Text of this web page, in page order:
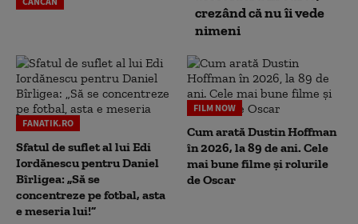
crezând că nu îi vede
nimeni
FANATIK.RO
Sfatul de suflet al lui Edi
Iordănescu pentru Daniel
Bîrligea: „Să se
concentreze pe fotbal, asta
e meseria lui!”
FILM NOW
Cum arată Dustin Hoffman
în 2026, la 89 de ani. Cele
mai bune filme și rolurile
de Oscar